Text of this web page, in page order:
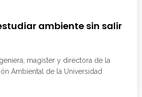
ambiente sin salir
magíster y directora de la
Ambiental de la Universidad